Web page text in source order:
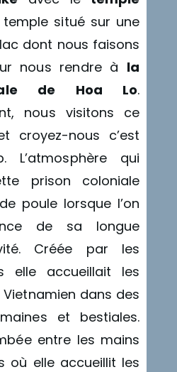
temple situé sur une
dont nous faisons
nous rendre à la
de Hoa Lo.
nous visitons ce
croyez-nous c’est
L’atmosphère qui
prison coloniale
poule lorsque l’on
de sa longue
Créée par les
elle accueillait les
dans des
et bestiales.
entre les mains
où elle accueillit les